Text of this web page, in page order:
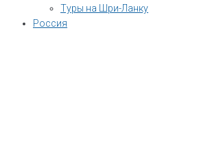
Туры на Шри-Ланку
Россия